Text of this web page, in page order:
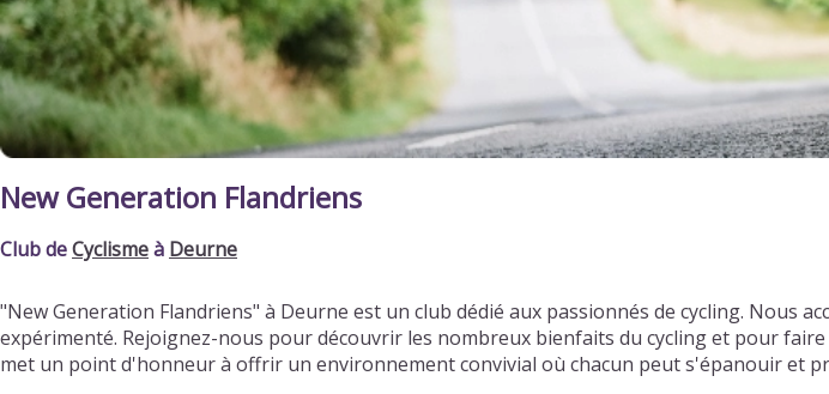
New Generation Flandriens
Club deCyclismeà Deurne
"New Generation Flandriens" à Deurne est un club dédié aux passionnés de cycling. Nous
expérimenté. Rejoignez-nous pour découvrir les nombreux bienfaits du cycling et pour
met un point d'honneur à offrir un environnement convivial où chacun peut s'épanouir et